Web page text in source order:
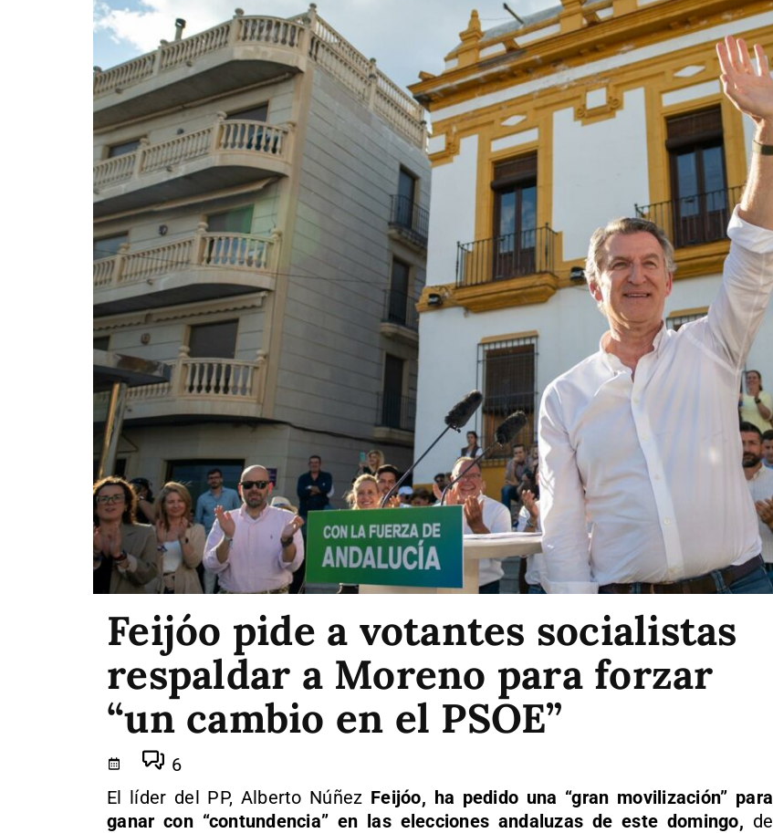
Feijóo pide a votantes socialistas
respaldar a Moreno para forzar
“un cambio en el PSOE”
6
El líder del PP, Alberto Núñez Feijóo, ha pedido una “gran movilización” para
ganar con “contundencia” en las elecciones andaluzas de este domingo, de